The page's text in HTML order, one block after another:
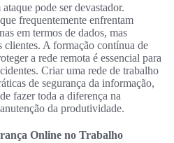
pode ser devastador.
frequentemente enfrentam
em termos de dados, mas
clientes. A formação contínua de
a rede remota é essencial para
Criar uma rede de trabalho
de segurança da informação,
fazer toda a diferença na
da produtividade.
Online no Trabalho